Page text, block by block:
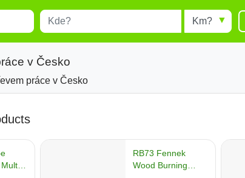
Místo
results.
Radius
v Česko
práce v Česko